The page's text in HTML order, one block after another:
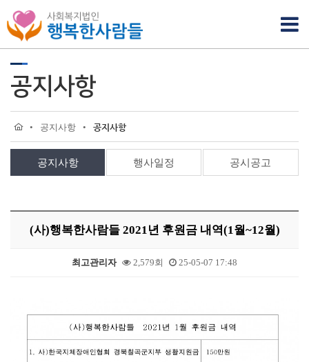
공지사항
• 공지사항 • 공지사항
공지사항 행사일정 공시공고
(사)행복한사람들 2021년 후원금 내역(1월~12월)
최고관리자 2,579회 25-05-07 17:48